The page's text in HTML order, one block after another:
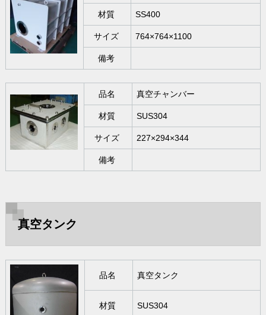
材質 SS400
サイズ 764×764×1100
備考
品名 真空チャンバー
材質 SUS304
サイズ 227×294×344
備考
真空タンク
品名 真空タンク
材質 SUS304